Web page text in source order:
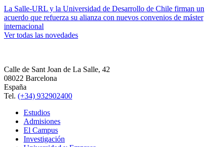
La Salle-URL y la Universidad de Desarrollo de Chile firman un
acuerdo que refuerza su alianza con nuevos convenios de máster
internacional
Ver todas las novedades
Calle de Sant Joan de La Salle, 42
08022 Barcelona
España
Tel. (+34) 932902400
Estudios
Admisiones
El Campus
Investigación